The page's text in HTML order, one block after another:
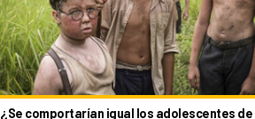
¿Se comportarían igual los adolescentes de